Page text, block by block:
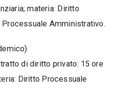
materia: Diritto
Amministrativo.
di diritto privato: 15 ore
Diritto Processuale